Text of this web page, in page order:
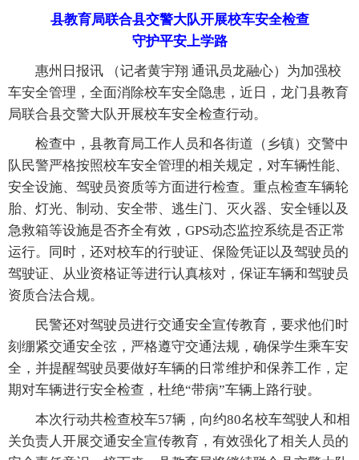
县教育局联合县交警大队开展校车安全检查
守护平安上学路
惠州日报讯 （记者黄宇翔 通讯员龙融心）为加强校
车安全管理，全面消除校车安全隐患，近日，龙门县教育
局联合县交警大队开展校车安全检查行动。
检查中，县教育局工作人员和各街道（乡镇）交警中
队民警严格按照校车安全管理的相关规定，对车辆性能、
安全设施、驾驶员资质等方面进行检查。重点检查车辆轮
胎、灯光、制动、安全带、逃生门、灭火器、安全锤以及
急救箱等设施是否齐全有效，GPS动态监控系统是否正常
运行。同时，还对校车的行驶证、保险凭证以及驾驶员的
驾驶证、从业资格证等进行认真核对，保证车辆和驾驶员
资质合法合规。
民警还对驾驶员进行交通安全宣传教育，要求他们时
刻绷紧交通安全弦，严格遵守交通法规，确保学生乘车安
全，并提醒驾驶员要做好车辆的日常维护和保养工作，定
期对车辆进行安全检查，杜绝“带病”车辆上路行驶。
本次行动共检查校车57辆，向约80名校车驾驶人和相
关负责人开展交通安全宣传教育，有效强化了相关人员的